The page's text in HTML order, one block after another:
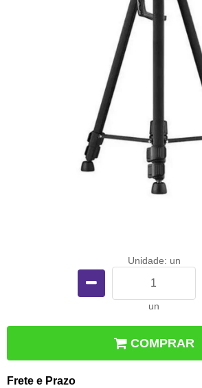
Unidade: un
un
COMPRAR
Frete e Prazo